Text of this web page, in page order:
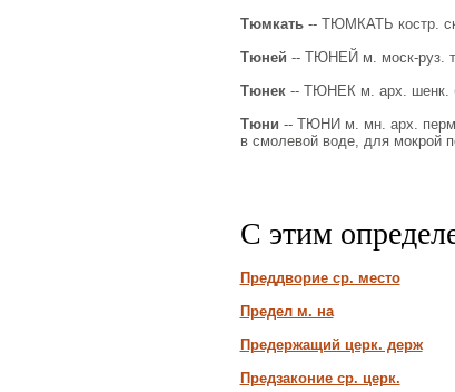
Тюмкать-- ТЮМКАТЬ костр.
Тюней -- ТЮНЕЙ м. моск-руз.
Тюнек-- ТЮНЕК м. арх. шенк.
Тюни -- ТЮНИ м. мн. арх. перм.
в смолевой воде, для мокрой
С этим
Преддворие ср. место
Предел м. на
Предержащий церк. держ
Предзаконие ср. церк.